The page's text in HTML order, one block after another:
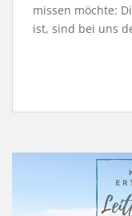
missen möchte:
ist, sind bei uns